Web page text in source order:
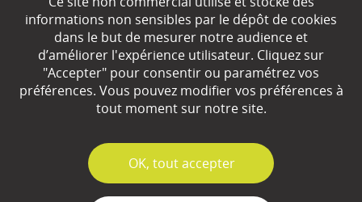
EN SAVOIR
Qui sommes-nous ?
Partenaires
Plan du site
informations non sensibles par le dépôt de cookies
dans le but de mesurer notre audience et
d’améliorer l'expérience utilisateur. Cliquez sur
"Accepter" pour consentir ou paramétrez vos
préférences. Vous pouvez modifier vos préférences à
tout moment sur notre site.
✓
OK, tout accepter